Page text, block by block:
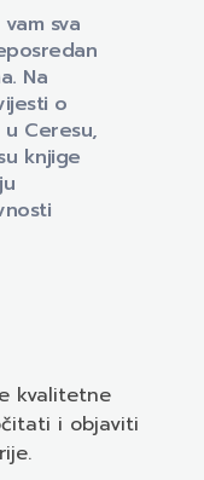
sva
Na
o
Ceresu,
knjige
kvalitetne
i objaviti